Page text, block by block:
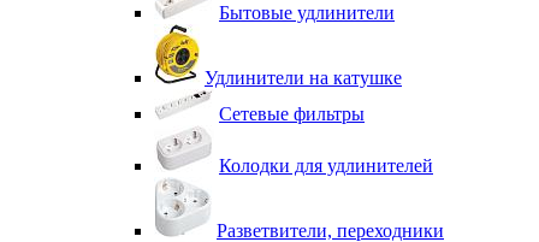
Бытовые удлинители
Удлинители на катушке
Сетевые фильтры
Колодки для удлинителей
Разветвители, переходники